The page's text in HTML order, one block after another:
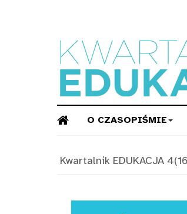
O CZASOPIŚMIE
Kwartalnik EDUKACJA